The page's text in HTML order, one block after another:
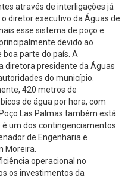
através de interligações já
diretor executivo da Águas de
esse sistema de poço e
devido ao
parte do país. A
diretora presidente da Águas
do município.
420 metros de
de água por hora, com
Las Palmas também está
um dos contingenciamentos
de Engenharia e
Moreira.
operacional no
os investimentos da